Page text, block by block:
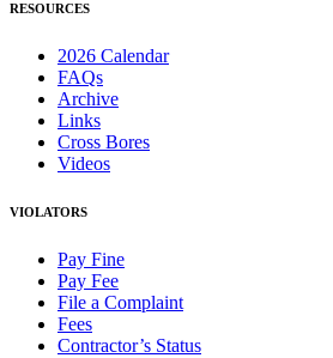
RESOURCES
2026 Calendar
FAQs
Archive
Links
Cross Bores
Videos
VIOLATORS
Pay Fine
Pay Fee
File a Complaint
Fees
Contractor’s Status